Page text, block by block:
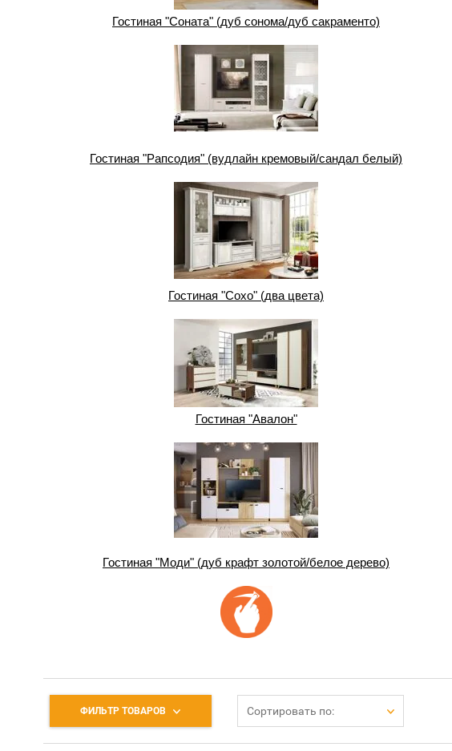
Гостиная "Соната" (дуб сонома/дуб сакраменто)
Гостиная "Рапсодия" (вудлайн кремовый/сандал белый)
Гостиная "Сохо" (два цвета)
Гостиная "Авалон"
Гостиная "Моди" (дуб крафт золотой/белое дерево)
ФИЛЬТР ТОВАРОВ Сортировать по: